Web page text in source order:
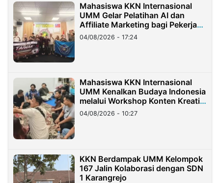
Mahasiswa KKN Internasional
UMM Gelar Pelatihan AI dan
Affiliate Marketing bagi Pekerja
Migran Indonesia di Taiwan
04/08/2026 - 17:24
Mahasiswa KKN Internasional
UMM Kenalkan Budaya Indonesia
melalui Workshop Konten Kreatif
di Taiwan
04/08/2026 - 10:27
KKN Berdampak UMM Kelompok
167 Jalin Kolaborasi dengan SDN
1 Karangrejo